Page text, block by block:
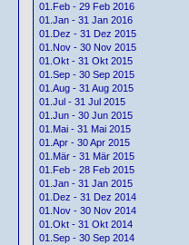
01.Feb - 29 Feb 2016
01.Jan - 31 Jan 2016
01.Dez - 31 Dez 2015
01.Nov - 30 Nov 2015
01.Okt - 31 Okt 2015
01.Sep - 30 Sep 2015
01.Aug - 31 Aug 2015
01.Jul - 31 Jul 2015
01.Jun - 30 Jun 2015
01.Mai - 31 Mai 2015
01.Apr - 30 Apr 2015
01.Mär - 31 Mär 2015
01.Feb - 28 Feb 2015
01.Jan - 31 Jan 2015
01.Dez - 31 Dez 2014
01.Nov - 30 Nov 2014
01.Okt - 31 Okt 2014
01.Sep - 30 Sep 2014